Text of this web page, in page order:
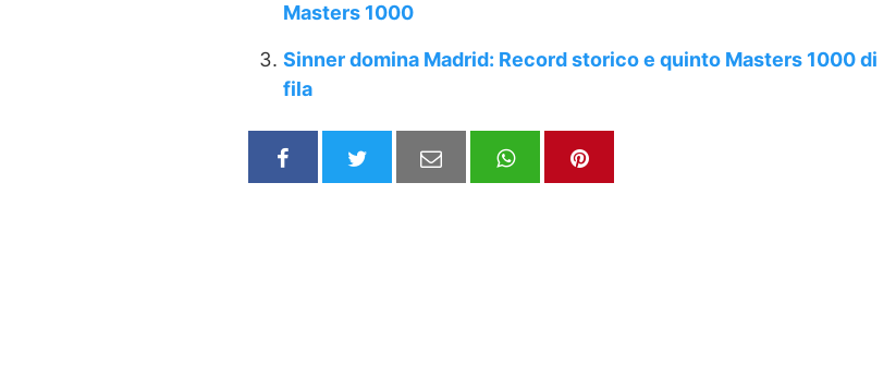
Masters 1000
Sinner domina Madrid: Record storico e quinto Masters 1000 di
fila